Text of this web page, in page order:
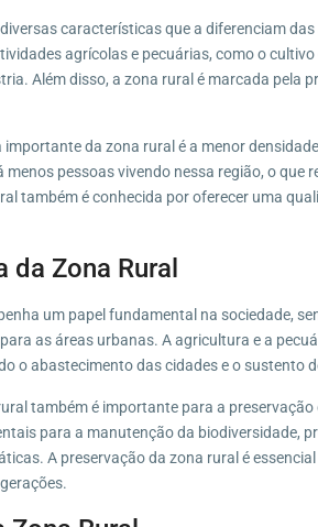
características que a diferenciam
agrícolas e pecuárias, como o
Além disso, a zona rural é marcada pela
da zona rural é a menor
menos pessoas vivendo nessa região, o
também é conhecida por oferecer uma
da Zona Rural
um papel fundamental na sociedade,
as áreas urbanas. A agricultura e a
o abastecimento das cidades e o sustento
também é importante para a
para a manutenção da biodiversidade,
A preservação da zona rural é